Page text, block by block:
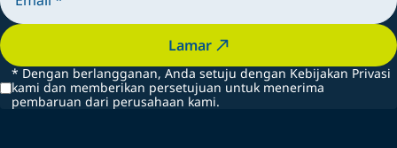
Lamar
* Dengan berlangganan, Anda setuju dengan Kebijakan Privasi
kami dan memberikan persetujuan untuk menerima
pembaruan dari perusahaan kami.